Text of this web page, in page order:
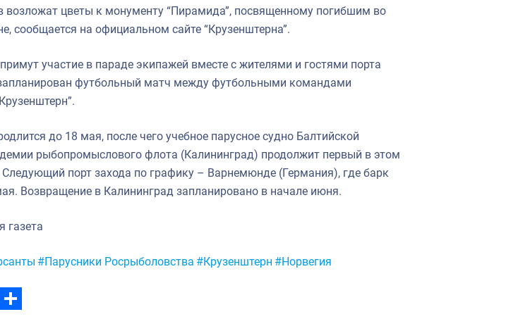
возложат цветы к монументу “Пирамида”, посвященному погибшим во
сообщается на официальном сайте “Крузенштерна”.
участие в параде экипажей вместе с жителями и гостями порта
футбольный матч между футбольными командами
до 18 мая, после чего учебное парусное судно Балтийской
рыбопромыслового флота (Калининград) продолжит первый в этом
Следующий порт захода по графику – Варнемюнде (Германия), где барк
Возвращение в Калининград запланировано в начале июня.
газета
#Парусники Росрыболовства #Крузенштерн #Норвегия